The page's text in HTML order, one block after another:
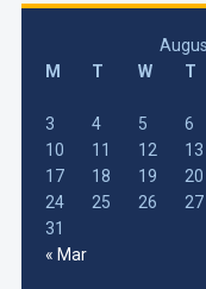
M
T W T
3
4 5 6
10
11 12 13
17
18 19 20
24
25 26 27
31
« Mar